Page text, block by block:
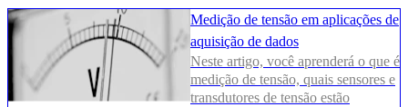
Medição de tensão em aplicações de
aquisição de dados
Neste artigo, você aprenderá o que é
medição de tensão, quais sensores e
transdutores de tensão estão